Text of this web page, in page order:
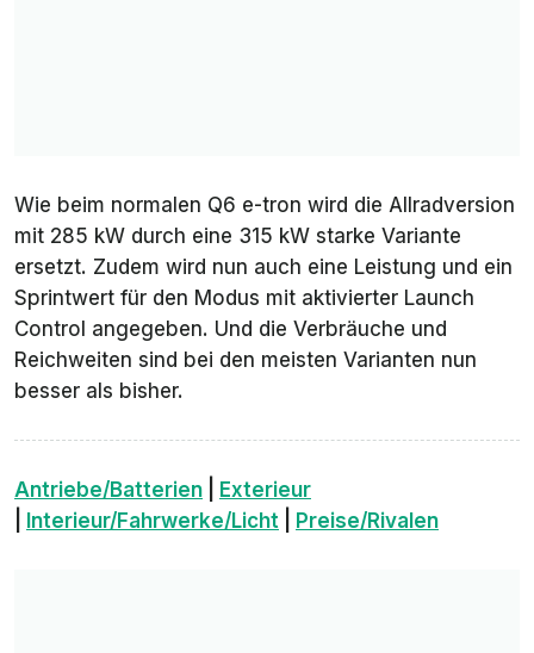
Wie beim normalen Q6 e-tron wird die Allradversion
mit 285 kW durch eine 315 kW starke Variante
ersetzt. Zudem wird nun auch eine Leistung und ein
Sprintwert für den Modus mit aktivierter Launch
Control angegeben. Und die Verbräuche und
Reichweiten sind bei den meisten Varianten nun
besser als bisher.
Antriebe/Batterien
Exterieur
Interieur/Fahrwerke/Licht Preise/Rivalen